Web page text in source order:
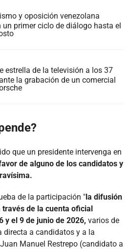
y oposición venezolana
un primer ciclo de diálogo hasta el
estrella de la televisión a los 37
la grabación de un comercial
que un presidente intervenga en
de alguno de los candidatos y
de la participación "la difusión
de la cuenta oficial
y el 9 de junio de 2026, varios de
directa a candidatos y a la
Manuel Restrepo (candidato a